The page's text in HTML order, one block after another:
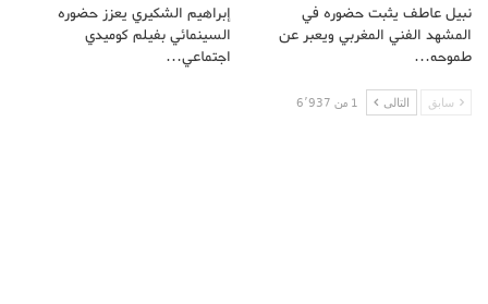
نبيل عاطف يثبت حضوره في
المشهد الفني المغربي ويعبر عن
طموحه…
إبراهيم الشكيري يعزز حضوره
السينمائي بفيلم كوميدي
اجتماعي…
سابق التالى 1 من 6٬937